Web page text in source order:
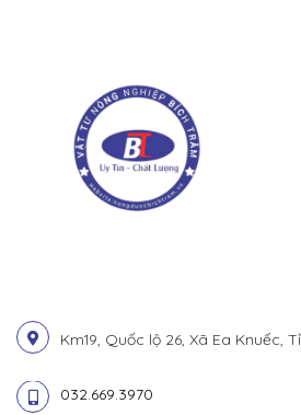
Km19, Quốc lộ 26, Xã Ea Knuếc,
032.669.3970